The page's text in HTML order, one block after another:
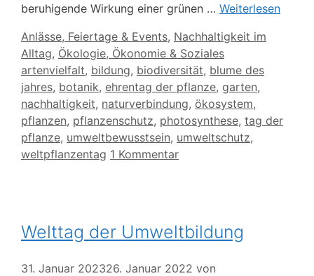
beruhigende Wirkung einer grünen … Weiterlesen
Kategorien
Anlässe, Feiertage & Events, Nachhaltigkeit im
Alltag, Ökologie, Ökonomie & Soziales
Schlagwörter
artenvielfalt, bildung, biodiversität, blume des
jahres, botanik, ehrentag der pflanze, garten,
nachhaltigkeit, naturverbindung, ökosystem,
pflanzen, pflanzenschutz, photosynthese, tag der
pflanze, umweltbewusstsein, umweltschutz,
weltpflanzentag 1 Kommentar
Welttag der Umweltbildung
31. Januar 202326. Januar 2022 von